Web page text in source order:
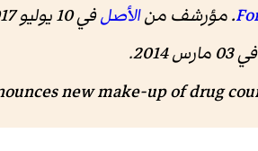
الأصلفي 10 يوليو 2017
في 03 مارس 2014
.